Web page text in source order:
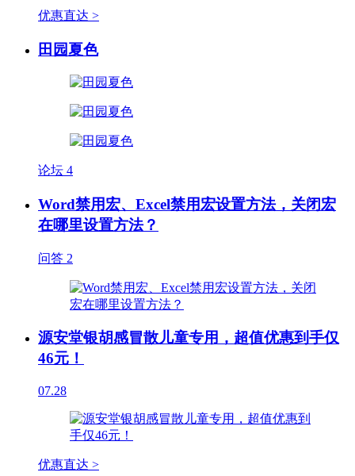
优惠直达 >
田园夏色
论坛 4
Word禁用宏、Excel禁用宏设置方法，关闭宏
在哪里设置方法？
问答 2
源安堂银胡感冒散儿童专用，超值优惠到手仅
46元！
07.28
优惠直达 >